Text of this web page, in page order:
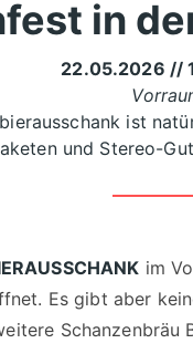
in
22.05.2026 //
ist
und Stereo-
im
Es gibt aber